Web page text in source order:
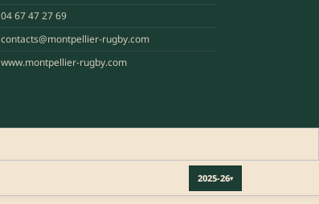
04 67 47 27 69
contacts@montpellier-rugby.com
www.montpellier-rugby.com
2025-26▾